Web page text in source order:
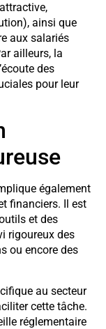
ainsi que
aux salariés
ailleurs, la
des
pour leur
également
financiers. Il est
et des
rigoureux des
ou encore des
au secteur
cette tâche.
réglementaire